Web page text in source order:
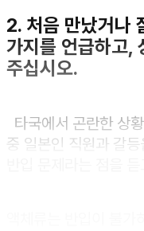
2. 처음 만났거나
가지를 언급하고,
주십시오.
타국에서 곤란한 상
중 일본인 직원과 갈
액체류는 반입이 불